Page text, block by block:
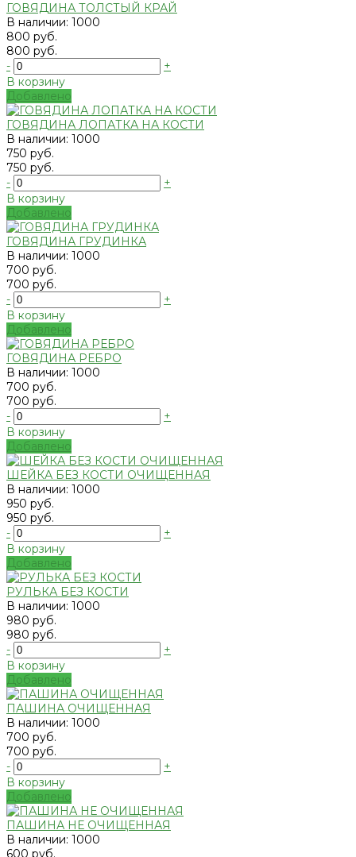
ГОВЯДИНА ТОЛСТЫЙ КРАЙ
В наличии: 1000
800 руб.
800 руб.
-
+
В корзину
Добавлено
ГОВЯДИНА ЛОПАТКА НА КОСТИ
В наличии: 1000
750 руб.
750 руб.
-
+
В корзину
Добавлено
ГОВЯДИНА ГРУДИНКА
В наличии: 1000
700 руб.
700 руб.
-
+
В корзину
Добавлено
ГОВЯДИНА РЕБРО
В наличии: 1000
700 руб.
700 руб.
-
+
В корзину
Добавлено
ШЕЙКА БЕЗ КОСТИ ОЧИЩЕННАЯ
В наличии: 1000
950 руб.
950 руб.
-
+
В корзину
Добавлено
РУЛЬКА БЕЗ КОСТИ
В наличии: 1000
980 руб.
980 руб.
-
+
В корзину
Добавлено
ПАШИНА ОЧИЩЕННАЯ
В наличии: 1000
700 руб.
700 руб.
-
+
В корзину
Добавлено
ПАШИНА НЕ ОЧИЩЕННАЯ
В наличии: 1000
600 руб.